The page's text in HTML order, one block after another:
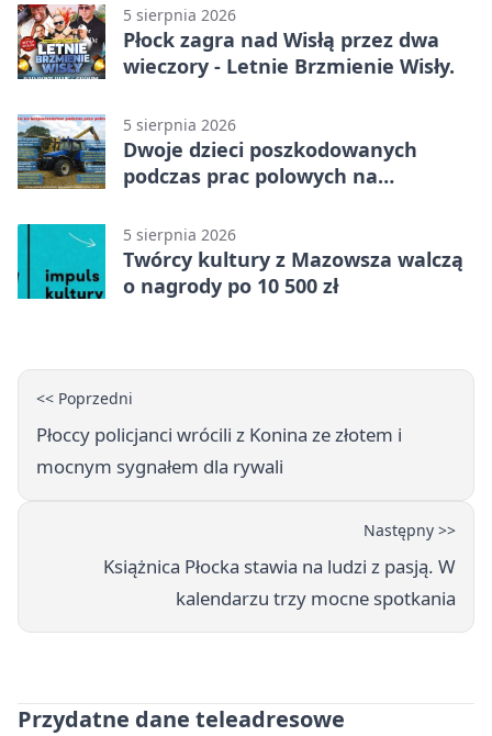
5 sierpnia 2026
Płock zagra nad Wisłą przez dwa
wieczory - Letnie Brzmienie Wisły.
5 sierpnia 2026
Dwoje dzieci poszkodowanych
podczas prac polowych na
5 sierpnia 2026
Twórcy kultury z Mazowsza walczą
o nagrody po 10 500 zł
<< Poprzedni
Płoccy policjanci wrócili z Konina ze złotem i
mocnym sygnałem dla rywali
Następny >>
Książnica Płocka stawia na ludzi z pasją. W
kalendarzu trzy mocne spotkania
Przydatne dane teleadresowe